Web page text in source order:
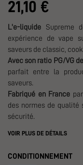
21,10 €
L'e-liquide Supreme
expérience de vape
saveurs de classic,
Avec son ratio PG/VG
parfait entre la
saveurs.
Fabriqué en France
des normes de qualité
sécurité.
VOIR PLUS DE DÉTAILS
CONDITIONNEMENT